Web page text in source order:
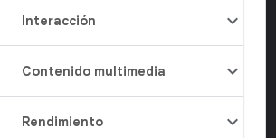
Interacción
Contenido multimedia
Rendimiento